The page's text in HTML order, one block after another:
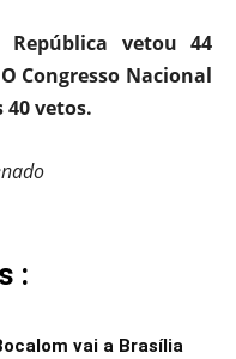
vetou 44
Congresso Nacional
vetos.
:
vai a Brasília